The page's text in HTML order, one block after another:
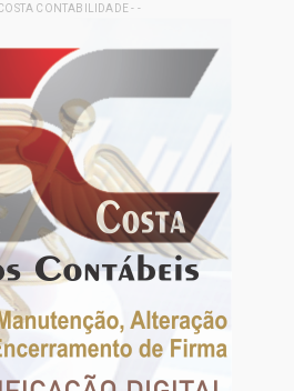
CONTABILIDADE - -